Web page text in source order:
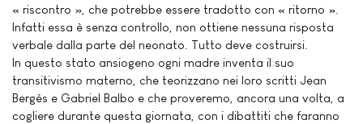
« riscontro », che potrebbe essere tradotto con « ritorno ».
Infatti essa è senza controllo, non ottiene nessuna risposta
verbale dalla parte del neonato. Tutto deve costruirsi.
In questo stato ansiogeno ogni madre inventa il suo
transitivismo materno, che teorizzano nei loro scritti Jean
Bergès e Gabriel Balbo e che proveremo, ancora una volta, a
cogliere durante questa giornata, con i dibattiti che faranno